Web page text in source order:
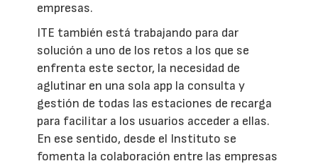
empresas.
ITE también está trabajando para dar
solución a uno de los retos a los que se
enfrenta este sector, la necesidad de
aglutinar en una sola app la consulta y
gestión de todas las estaciones de recarga
para facilitar a los usuarios acceder a ellas.
En ese sentido, desde el Instituto se
fomenta la colaboración entre las empresas